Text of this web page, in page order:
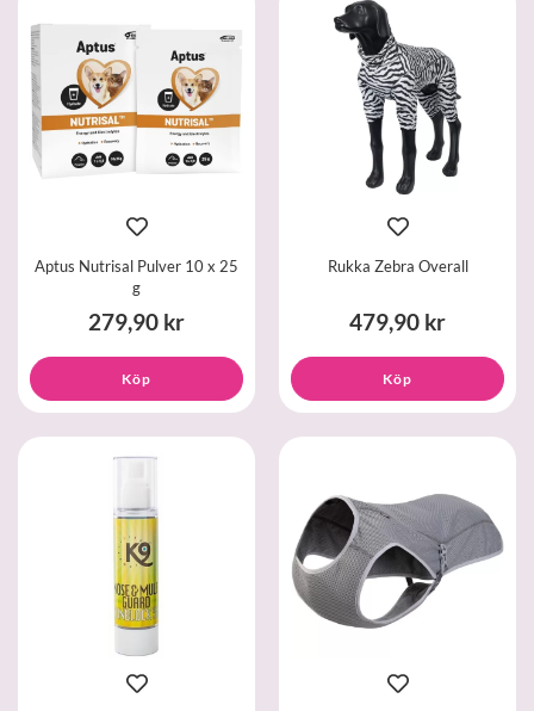
Aptus Nutrisal Pulver 10 x 25
g
279,90 kr
Köp
Rukka Zebra Overall
479,90 kr
Köp